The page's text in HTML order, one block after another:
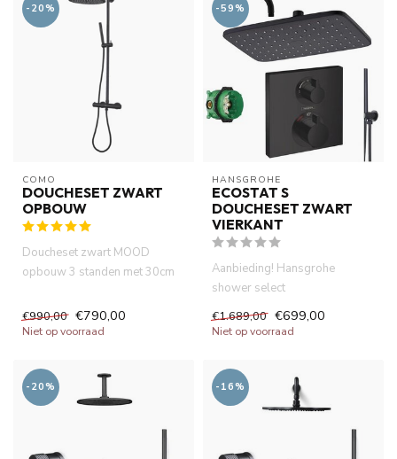
-20%
COMO
DOUCHESET ZWART
OPBOUW
Doucheset zwart MOOD
opbouw 3 standen met 30cm
douc...
€990,00 €790,00
Niet op voorraad
-59%
HANSGROHE
ECOSTAT S
DOUCHESET ZWART
VIERKANT
Aanbieding! Hansgrohe
shower select
douchesystemen
.Thermostatisch inbouwdeel
€1.689,00 €699,00
Niet op voorraad
-20% -16%